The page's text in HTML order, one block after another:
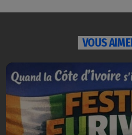
VOUS